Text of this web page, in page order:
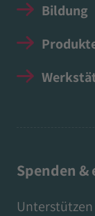
Bildung
Spenden &